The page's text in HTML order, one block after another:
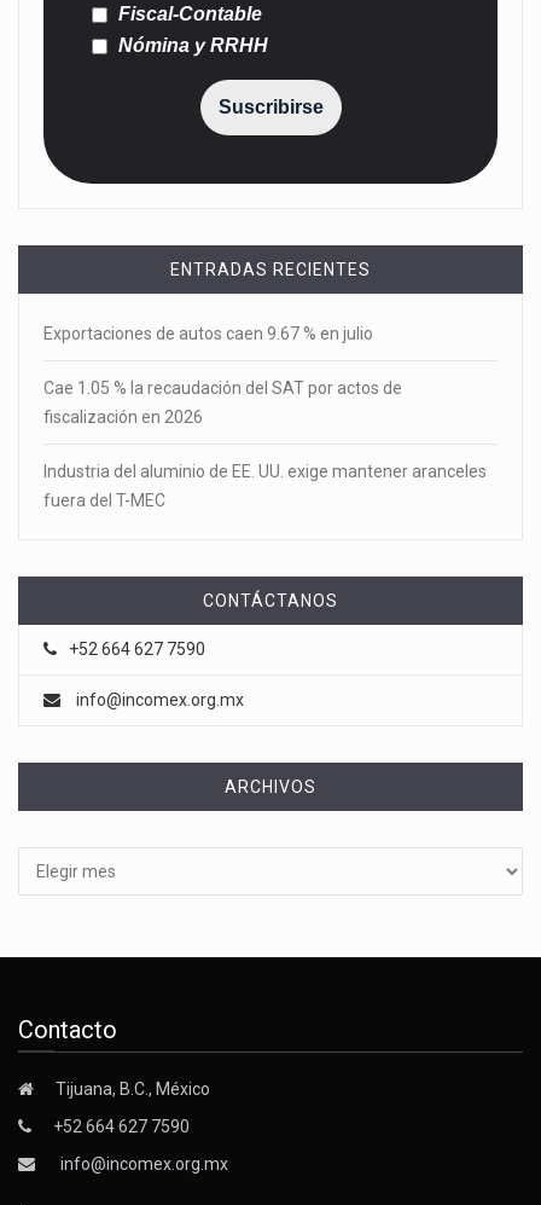
Fiscal-Contable
Nómina y RRHH
Suscribirse
ENTRADAS RECIENTES
Exportaciones de autos caen 9.67 % en julio
Cae 1.05 % la recaudación del SAT por actos de
fiscalización en 2026
Industria del aluminio de EE. UU. exige mantener aranceles
fuera del T-MEC
CONTÁCTANOS
+52 664 627 7590
info@incomex.org.mx
ARCHIVOS
Contacto
Tijuana, B.C., México
+52 664 627 7590
info@incomex.org.mx